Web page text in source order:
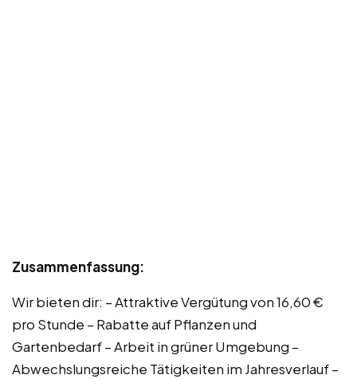
Zusammenfassung:
Wir bieten dir: – Attraktive Vergütung von 16,60 €
pro Stunde – Rabatte auf Pflanzen und
Gartenbedarf – Arbeit in grüner Umgebung –
Abwechslungsreiche Tätigkeiten im Jahresverlauf –